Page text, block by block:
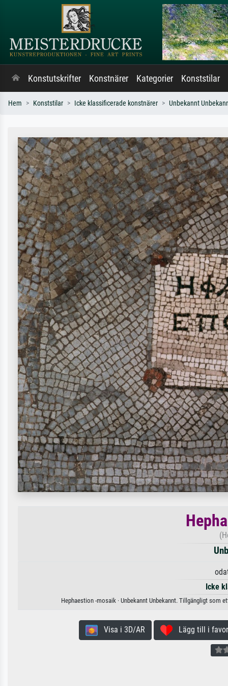
Konstutskrifter Konstnärer Kategorier Konststilar
Hem Konststilar Icke klassificerade konstnärer Unbekannt
Icke
Hephaestion -mosaik · Unbekannt Unbekannt. Tillgängligt som
Visa i 3D/AR Lägg till i